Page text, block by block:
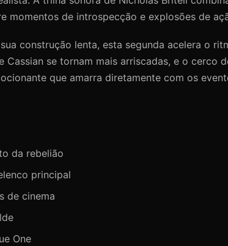
momentos de introspecção e explosões de
construção lenta, esta segunda acelera o
Cassian se tornam mais arriscadas, e o cerco
que amarra diretamente com os
da rebelião
principal
de cinema
One